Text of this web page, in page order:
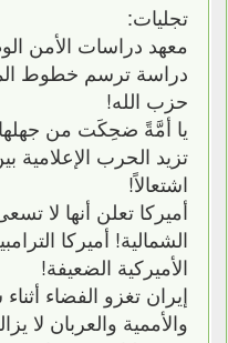
تجليات:
معهد دراسات الأمن
دراسة ترسم خطوط
حزب الله!
يا أمَّةً ضحِكَت من جهلها
تزيد الحرب الإعلامية
اشتعالاً!
أميركا تعلن أنها لا
الشمالية! أميركا
الأميركية الضعيفة!
إيران تغزو الفضاء
والأممية والعربان لا